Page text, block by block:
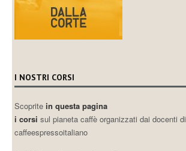
I NOSTRI CORSI
Scopritein questa pagina
i corsi sul pianeta caffè organizzati dai docenti di
caffeespressoitaliano